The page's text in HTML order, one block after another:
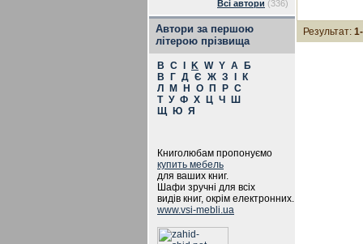
Всі автори (336)
Автори за першою
літерою прізвища
B C K W Y А
Б
В
Г Д Є Ж З
К
Л
М Н О П Р С
Т У Ф Х Ц Ч
Ш
Щ
Ю Я
Книголюбам пропонуємо
купить мебель
для ваших книг.
Шафи зручні для всіх
видів книг, окрім електронних.
www.vsi-mebli.ua
Результат: